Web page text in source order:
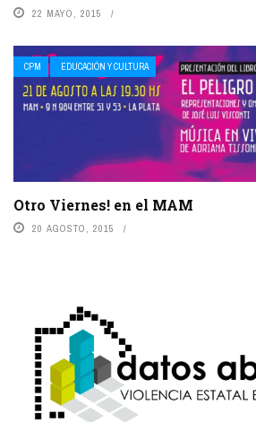
22 MAYO, 2015
CPM EDUCACIÓN Y CULTURA
Otro Viernes! en el MAM
20 AGOSTO, 2015